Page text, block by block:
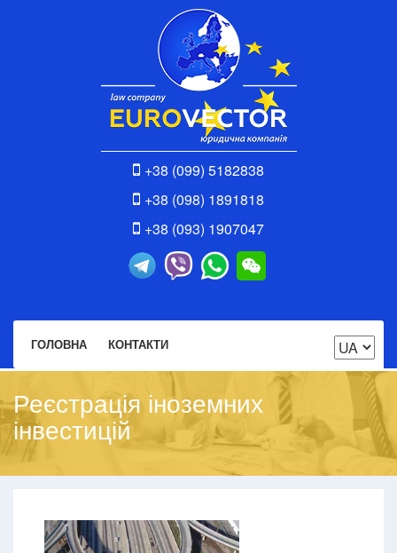
+38 (099) 5182838
+38 (098) 1891818
+38 (093) 1907047
ГОЛОВНА КОНТАКТИ
Реєстрація іноземних
інвестицій